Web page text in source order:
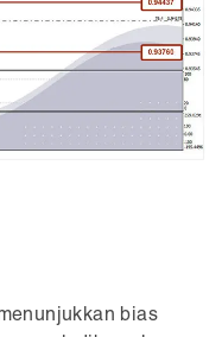
Cepat Hemat
bias